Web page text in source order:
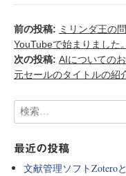
前の投稿: ミリンダ王の
YouTubeで始まりました。
次の投稿: AIについての
元セールのタイトルの紹
最近の投稿
文献管理ソフトZotero